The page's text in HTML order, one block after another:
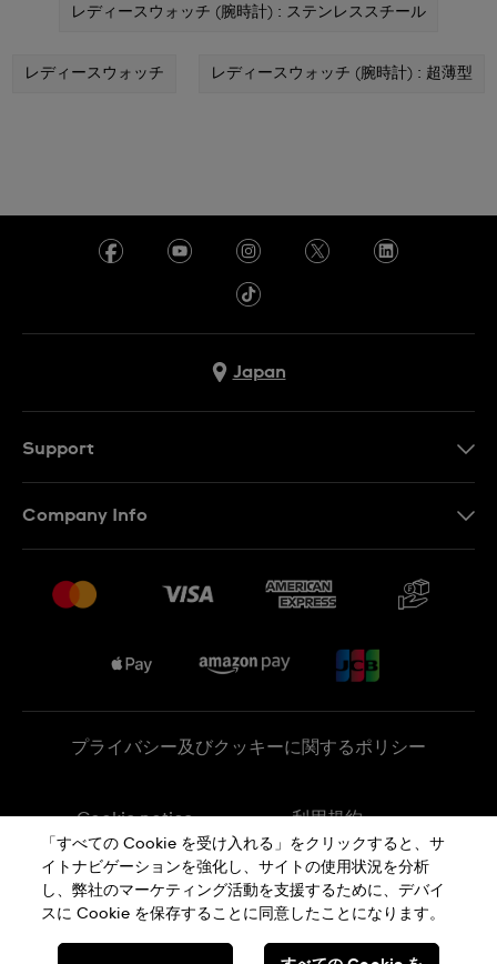
レディースウォッチ (腕時計) : ステンレススチール
レディースウォッチ レディースウォッチ (腕時計) : 超薄型
Japan
Support
販売契約条件
Company Info
Swatchで働く
プライバシー及びクッキーに関するポリシー
Cookie notice 利用規約
特定商取引に関する法律に基づく表示
SWISS MADE
「すべての Cookie を受け入れる」をクリックすると、サ
イトナビゲーションを強化し、サイトの使用状況を分析
し、弊社のマーケティング活動を支援するために、デバイ
スに Cookie を保存することに同意したことになります。